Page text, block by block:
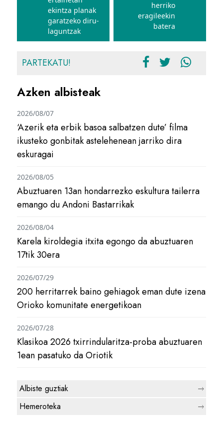
ekintza planak
garatzeko diru-
laguntzak
herriko
eragileekin
batera
PARTEKATU!
Azken albisteak
‘Azerik eta erbik basoa salbatzen dute’ filma
ikusteko gonbitak astelehenean jarriko dira
eskuragai
2026/08/07
Abuztuaren 13an hondarrezko eskultura tailerra
emango du Andoni Bastarrikak
2026/08/05
Karela kiroldegia itxita egongo da abuztuaren
17tik 30era
2026/08/04
200 herritarrek baino gehiagok eman dute izena
Orioko komunitate energetikoan
2026/07/29
Klasikoa 2026 txirrindularitza-proba abuztuaren
1ean pasatuko da Oriotik
2026/07/28
Albiste guztiak
Hemeroteka